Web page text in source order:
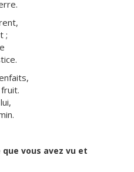
;
que vous avez vu et